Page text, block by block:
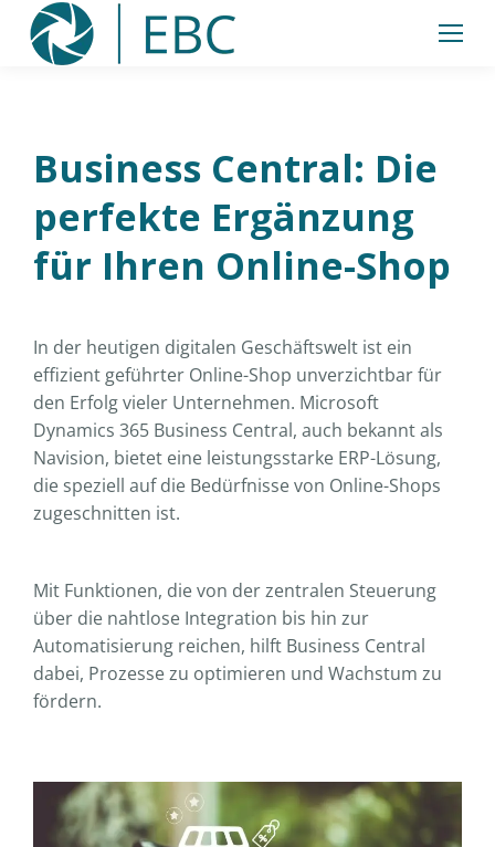
springen
Business Central: Die
perfekte Ergänzung
für Ihren Online-Shop
In der heutigen digitalen Geschäftswelt ist ein
effizient geführter Online-Shop unverzichtbar für
den Erfolg vieler Unternehmen. Microsoft
Dynamics 365 Business Central, auch bekannt als
Navision, bietet eine leistungsstarke ERP-Lösung,
die speziell auf die Bedürfnisse von Online-Shops
zugeschnitten ist.
Mit Funktionen, die von der zentralen Steuerung
über die nahtlose Integration bis hin zur
Automatisierung reichen, hilft Business Central
dabei, Prozesse zu optimieren und Wachstum zu
fördern.